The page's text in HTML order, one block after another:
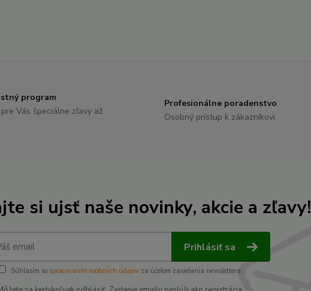
program
pre Vás špeciálne zľavy až
Profesionálne poradenstvo
Osobný prístup k zákazníkovi
si ujsť naše novinky, akcie a zľavy!
Prihlásiť sa
Súhlasím so spracovaním osobných údajov za účelom zasielania newslettera.